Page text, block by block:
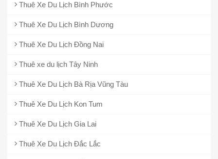
Thuê Xe Du Lịch Bình Phước
Thuê Xe Du Lịch Bình Dương
Thuê Xe Du Lịch Đồng Nai
Thuê xe du lịch Tây Ninh
Thuê Xe Du Lịch Bà Rịa Vũng Tàu
Thuê Xe Du Lịch Kon Tum
Thuê Xe Du Lịch Gia Lai
Thuê Xe Du Lịch Đắc Lắc